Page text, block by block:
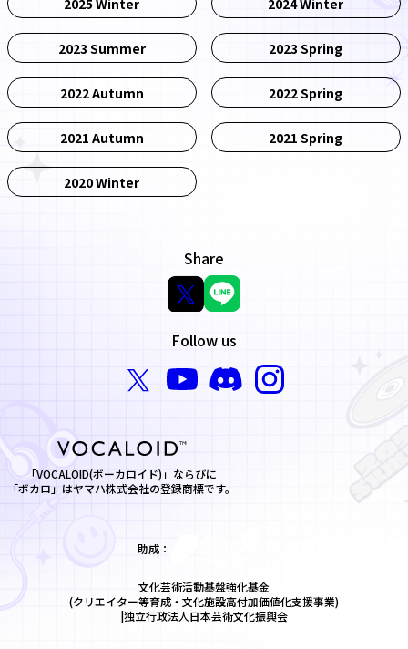
2023 Summer 2023 Spring
2022 Autumn 2022 Spring
2021 Autumn 2021 Spring
2020 Winter
Share
Follow us
「VOCALOID(ボーカロイド)」ならびに
「ボカロ」はヤマハ株式会社の登録商標です。
助成：
文化芸術活動基盤強化基金
(クリエイター等育成・文化施設高付加価値化支援事業)
|独立行政法人日本芸術文化振興会